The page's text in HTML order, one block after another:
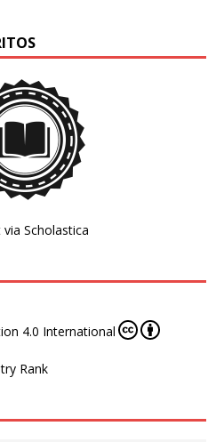
via Scholastica
4.0 International